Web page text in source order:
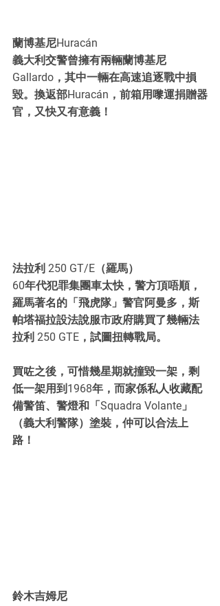
蘭博基尼Huracán
義大利交警曾擁有兩輛蘭博基尼
Gallardo，其中一輛在高速追逐戰中損
毀。換返部Huracán，前箱用嚟運捐贈器
官，又快又有意義！
法拉利 250 GT/E（羅馬）
60年代犯罪集團車太快，警方頂唔順，
羅馬著名的「飛虎隊」警官阿曼多，斯
帕塔福拉設法說服市政府購買了幾輛法
拉利 250 GTE，試圖扭轉戰局。
買咗之後，可惜幾星期就撞毀一架，剩
低一架用到1968年，而家係私人收藏配
備警笛、警燈和「Squadra Volante」
（義大利警隊）塗裝，仲可以合法上
路！
鈴木吉姆尼